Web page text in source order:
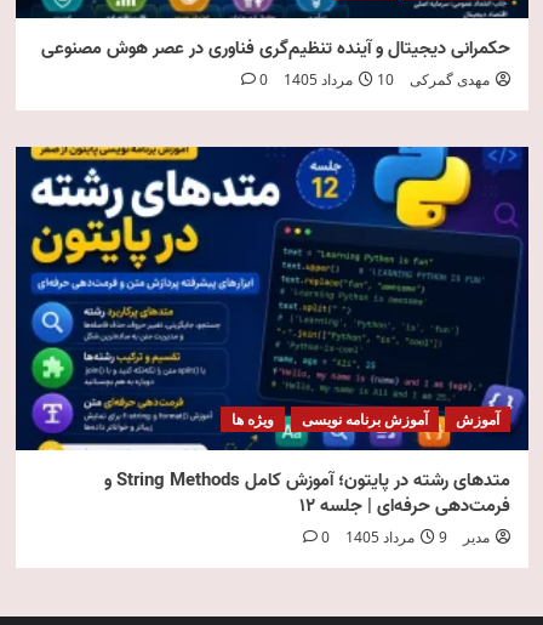
حکمرانی دیجیتال و آینده تنظیم‌گری فناوری در عصر هوش مصنوعی
مهدی گمرکی 10 مرداد 1405 0
آموزش آموزش برنامه نویسی ویژه ها
متدهای رشته در پایتون؛ آموزش کامل String Methods و
فرمت‌دهی حرفه‌ای | جلسه ۱۲
مدیر 9 مرداد 1405 0